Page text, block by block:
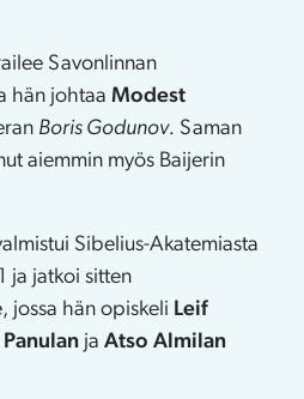
Savonlinnan
hän johtaa Modest
Boris Godunov. Saman
aiemmin myös Baijerin
Sibelius-Akatemiasta
ja jatkoi sitten
jossa hän opiskeli Leif
Panulanja Atso Almilan